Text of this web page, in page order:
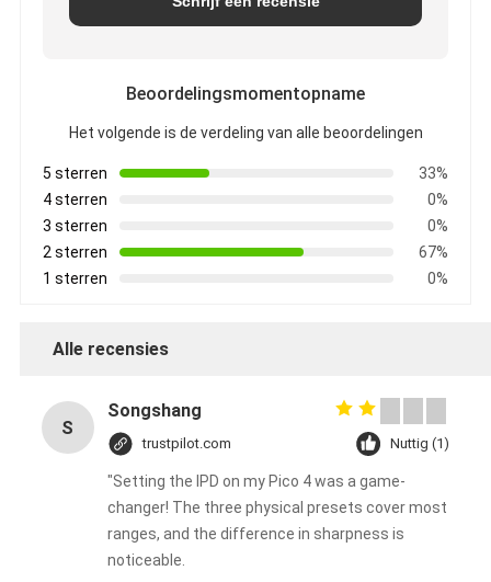
Beoordelingsmomentopname
Het volgende is de verdeling van alle beoordelingen
5 sterren
33%
4 sterren
0%
3 sterren
0%
2 sterren
67%
1 sterren
0%
Alle recensies
S
Songshang
trustpilot.com Nuttig (1)
"Setting the IPD on my Pico 4 was a game-
changer! The three physical presets cover most
ranges, and the difference in sharpness is
noticeable.